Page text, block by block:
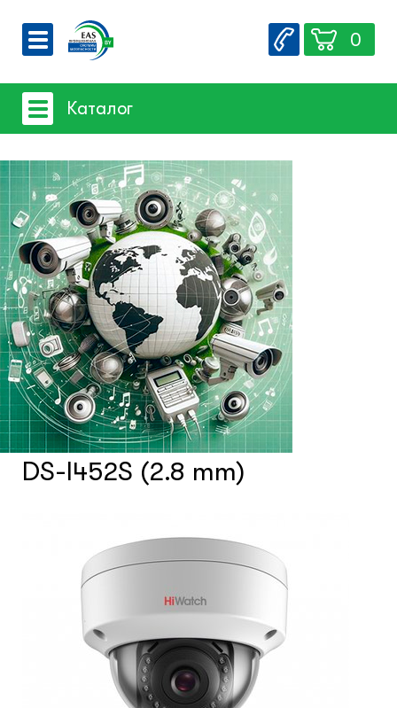
О компании
Вакансии
Контакты
0
Каталог
Системы видеонаблюдения
- iFLOW
- SpaceTechnology
- Dahua
- EZ-IP
- Hikvision
- Комплектующие и монтажный
материал
Системы защиты товаров от краж
Счетчики посетителей
Защита товара на стеллажах
Системы фонового озвучивания
помещений
Системы контроля и управления
доступом
Сетевое оборудование
DS-I452S (2.8 mm)